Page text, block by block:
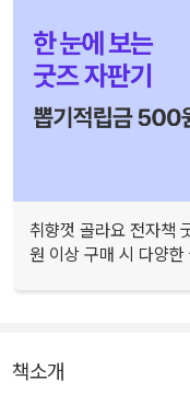
취향껏 골라요 전자책
원 이상 구매 시 다양한
책소개